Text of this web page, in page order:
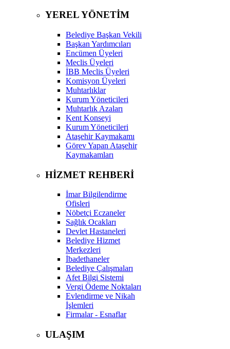
YEREL YÖNETİM
Belediye Başkan Vekili
Başkan Yardımcıları
Encümen Üyeleri
Meclis Üyeleri
İBB Meclis Üyeleri
Komisyon Üyeleri
Muhtarlıklar
Kurum Yöneticileri
Muhtarlık Azaları
Kent Konseyi
Kurum Yöneticileri
Ataşehir Kaymakamı
Görev Yapan Ataşehir
Kaymakamları
HİZMET REHBERİ
İmar Bilgilendirme
Ofisleri
Nöbetçi Eczaneler
Sağlık Ocakları
Devlet Hastaneleri
Belediye Hizmet
Merkezleri
İbadethaneler
Belediye Çalışmaları
Afet Bilgi Sistemi
Vergi Ödeme Noktaları
Evlendirme ve Nikah
İşlemleri
Firmalar - Esnaflar
ULAŞIM